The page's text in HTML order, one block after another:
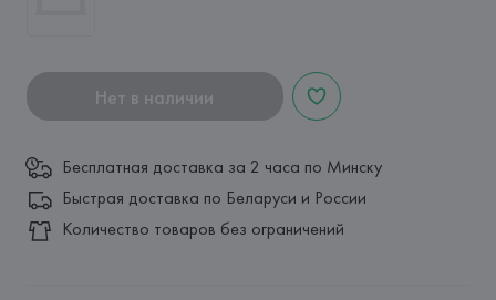
Нет в наличии
Бесплатная доставка за 2 часа по Минску
Быстрая доставка по Беларуси и России
Количество товаров без ограничений